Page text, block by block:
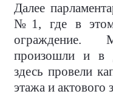
Далее
№1, где в этом
ограждение.
произошли и в
здесь провели
этажа и актового